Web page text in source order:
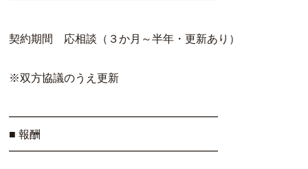
契約期間 応相談（３か月～半年・更新あり）
※双方協議のうえ更新
━━━━━━━━━━━━━━━━━━━
■ 報酬
━━━━━━━━━━━━━━━━━━━